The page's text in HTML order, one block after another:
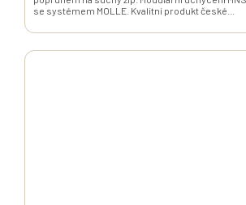
se systémem MOLLE. Kvalitní produkt české...